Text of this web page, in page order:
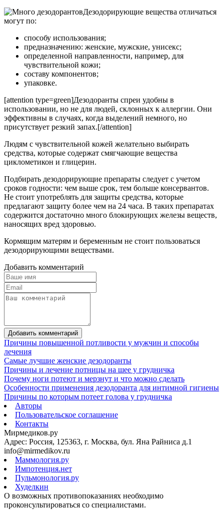
Дезодорирующие вещества отличаться
могут по:
способу использования;
предназначению: женские, мужские, унисекс;
определенной направленности, например, для
чувствительной кожи;
составу компонентов;
упаковке.
[attention type=green]Дезодоранты спреи удобны в
использовании, но не для людей, склонных к аллергии. Они
эффективны в случаях, когда выделений немного, но
присутствует резкий запах.[/attention]
Людям с чувствительной кожей желательно выбирать
средства, которые содержат смягчающие вещества
циклометикон и глицерин.
Подбирать дезодорирующие препараты следует с учетом
сроков годности: чем выше срок, тем больше консервантов.
Не стоит употреблять для защиты средства, которые
предлагают защиту более чем на 24 часа. В таких препаратах
содержится достаточно много блокирующих железы веществ,
наносящих вред здоровью.
Кормящим матерям и беременным не стоит пользоваться
дезодорирующими веществами.
Добавить комментарий
Добавить комментарий
Причины повышенной потливости у мужчин и способы
лечения
Самые лучшие женские дезодоранты
Причины и лечение потницы на шее у грудничка
Почему ноги потеют и мерзнут и что можно сделать
Особенности применения дезодоранта для интимной гигиены
Причины по которым потеет голова у грудничка
Авторы
Пользовательское соглашение
Контакты
Мирмедиков.ру
Адрес: Россия, 125363, г. Москва, бул. Яна Райниса д.1
info@mirmedikov.ru
Маммология.ру
Импотенция.нет
Пульмонология.ру
Худелкин
О возможных противопоказаниях необходимо
проконсультироваться со специалистами.